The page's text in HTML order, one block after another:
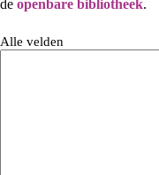
de openbare bibliotheek.
Alle velden